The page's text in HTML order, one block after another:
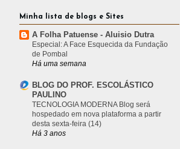
Minha lista de blogs e Sites
A Folha Patuense - Aluisio Dutra
Especial: A Face Esquecida da Fundação
de Pombal
Há uma semana
BLOG DO PROF. ESCOLÁSTICO
PAULINO
TECNOLOGIA MODERNA Blog será
hospedado em nova plataforma a partir
desta sexta-feira (14)
Há 3 anos